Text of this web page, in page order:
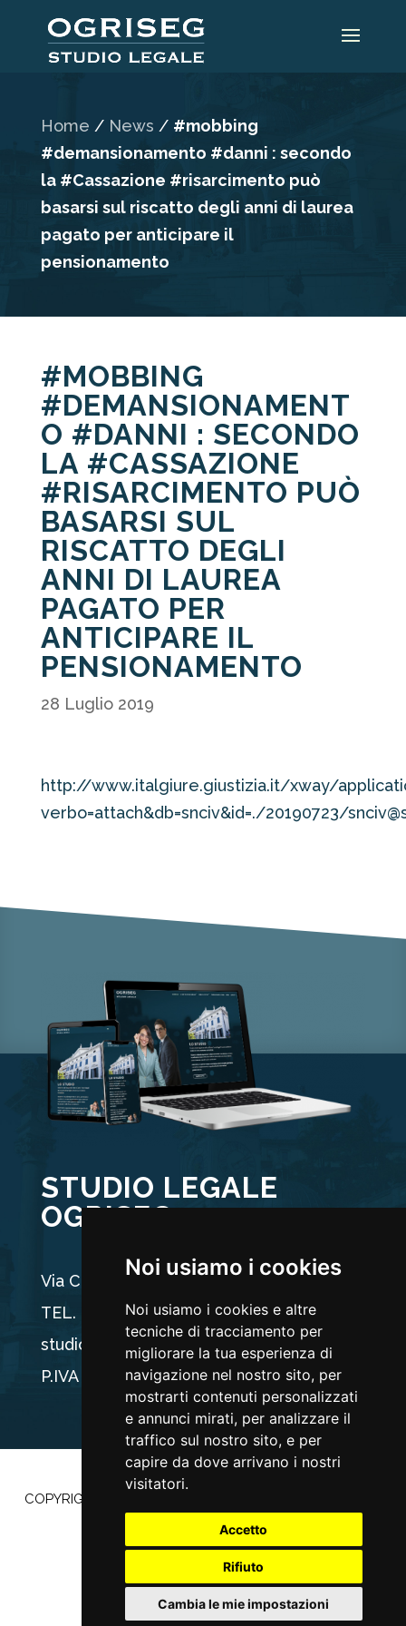
Noi usiamo i cookies
Noi usiamo i cookies e altre
tecniche di tracciamento per
migliorare la tua esperienza di
navigazione nel nostro sito, per
mostrarti contenuti personalizzati
e annunci mirati, per analizzare il
traffico sul nostro sito, e per
capire da dove arrivano i nostri
visitatori.
Accetto
Rifiuto
Cambia le mie impostazioni
Home / News / #mobbing
#demansionamento #danni : secondo
la #Cassazione #risarcimento può
basarsi sul riscatto degli anni di laurea
pagato per anticipare il
pensionamento
#MOBBING
#DEMANSIONAMENT
O #DANNI : SECONDO
LA #CASSAZIONE
#RISARCIMENTO PUÒ
BASARSI SUL
RISCATTO DEGLI
ANNI DI LAUREA
PAGATO PER
ANTICIPARE IL
PENSIONAMENTO
28 Luglio 2019
http://www.italgiure.giustizia.it/xway/
verbo=attach&db=snciv&id=./20190723/
STUDIO LEGALE
OGRISEG
Via Carducci 44, 33100 Udine
TEL. +39 0432 512704
studio@ogriseg.legal
P.IVA 02590960304
COPYRIGHT ©2022 |
ETEC MINDS